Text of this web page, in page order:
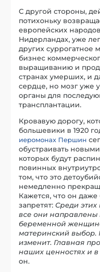
С другой стороны,
потихоньку
европейских
Нидерландах, уже
других суррогатное
бизнес
выращиванию и
странах умерших, и
сердце, но мозг уже
органы для
трансплантации.
Кровавую дорогу,
большевики в 1920
иеромонах Першин
обустраивать
которых будут
повинных
том, что это
немедленно
Кажется, что он даже
запретят: Среди этих
все они направлены
беременной
материнский выбор.
изменит. Главная
наших ценностях и
он.